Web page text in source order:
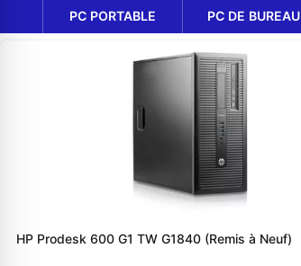
PC PORTABLE PC DE BUREAU
HP Prodesk 600 G1 TW G1840 (Remis à Neuf)